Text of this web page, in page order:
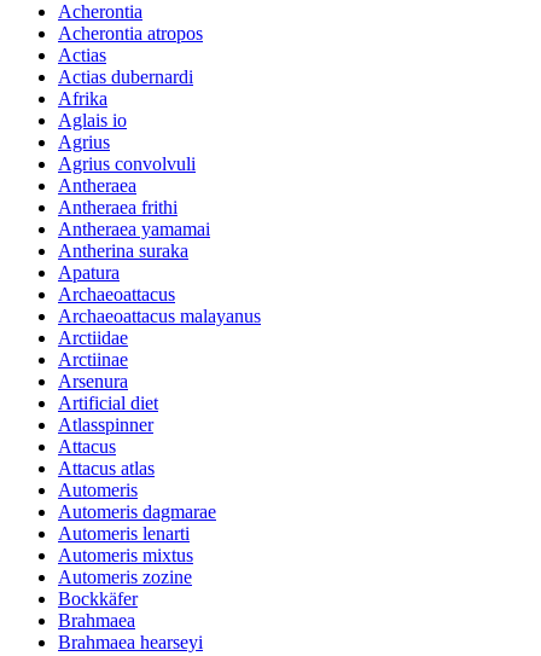
Acherontia
Acherontia atropos
Actias
Actias dubernardi
Afrika
Aglais io
Agrius
Agrius convolvuli
Antheraea
Antheraea frithi
Antheraea yamamai
Antherina suraka
Apatura
Archaeoattacus
Archaeoattacus malayanus
Arctiidae
Arctiinae
Arsenura
Artificial diet
Atlasspinner
Attacus
Attacus atlas
Automeris
Automeris dagmarae
Automeris lenarti
Automeris mixtus
Automeris zozine
Bockkäfer
Brahmaea
Brahmaea hearseyi